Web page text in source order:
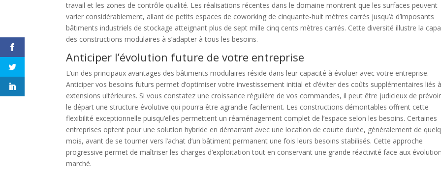
travail et les zones de contrôle qualité. Les réalisations récentes dans le domaine montrent que les surfaces peuvent
varier considérablement, allant de petits espaces de coworking de cinquante-huit mètres carrés jusqu’à d’imposants
bâtiments industriels de stockage atteignant plus de sept mille cinq cents mètres carrés. Cette diversité illustre la
des constructions modulaires à s’adapter à tous les besoins.
Anticiper l’évolution future de votre entreprise
L’un des principaux avantages des bâtiments modulaires réside dans leur capacité à évoluer avec votre entreprise.
Anticiper vos besoins futurs permet d’optimiser votre investissement initial et d’éviter des coûts supplémentaires liés
extensions ultérieures. Si vous constatez une croissance régulière de vos commandes, il peut être judicieux de
le départ une structure évolutive qui pourra être agrandie facilement. Les constructions démontables offrent cette
flexibilité exceptionnelle puisqu’elles permettent un réaménagement complet de l’espace selon les besoins. Certaines
entreprises optent pour une solution hybride en démarrant avec une location de courte durée, généralement de
mois, avant de se tourner vers l’achat d’un bâtiment permanent une fois leurs besoins stabilisés. Cette approche
progressive permet de maîtriser les charges d’exploitation tout en conservant une grande réactivité face aux
marché.